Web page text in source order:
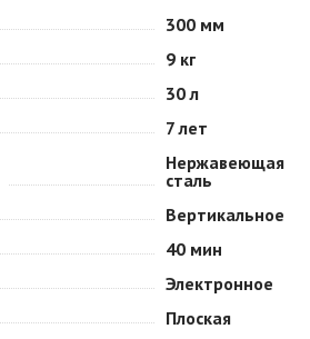
300 мм
9 кг
30 л
7 лет
Нержавеющая
сталь
Вертикальное
40 мин
Электронное
Плоская